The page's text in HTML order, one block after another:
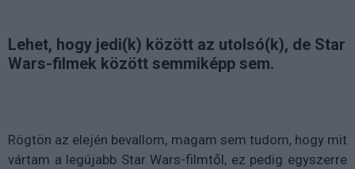
Lehet, hogy jedi(k) között az utolsó(k), de Star
Wars-filmek között semmiképp sem.
Rögtön az elején bevallom, magam sem tudom, hogy mit
vártam a legújabb Star Wars-filmtől, ez pedig egyszerre